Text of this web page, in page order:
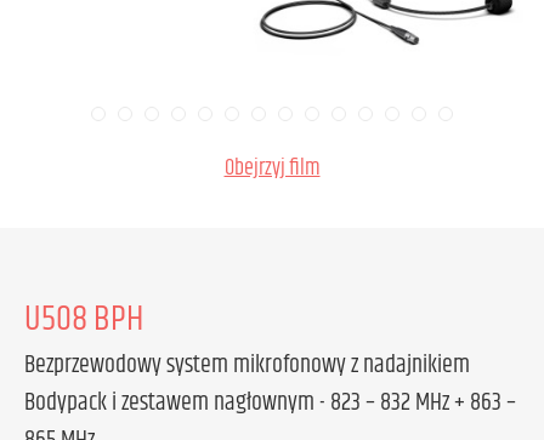
Obejrzyj film
U508 BPH
Bezprzewodowy system mikrofonowy z nadajnikiem
Bodypack i zestawem nagłownym - 823 – 832 MHz + 863 –